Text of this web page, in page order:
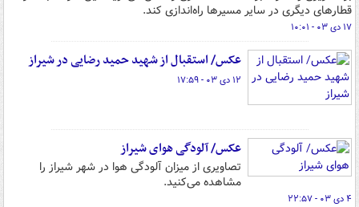
قطارهای دیگری در سایر مسیرها راه‌اندازی کند.
۱۷ دی ۰۳ - ۱۰:۰۱
عکس/ استقبال از شهید حمید رضایی در شیراز
۱۲ دی ۰۳ - ۱۷:۵۹
عکس/ آلودگی هوای شیراز
تصاویری از میزان آلودگی هوا در شهر شیراز را
مشاهده می‌کنید.
۴ دی ۰۳ - ۲۲:۵۷